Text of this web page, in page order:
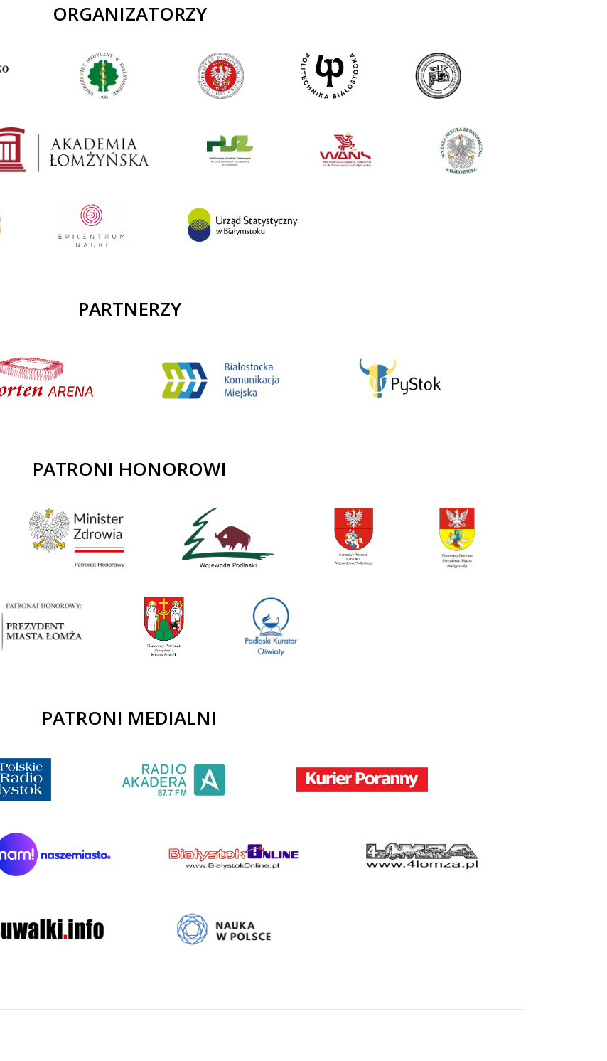
ORGANIZATORZY
PARTNERZY
PATRONI HONOROWI
PATRONI MEDIALNI